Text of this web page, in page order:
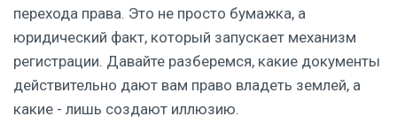
перехода права. Это не просто бумажка, а
юридический факт, который запускает механизм
регистрации. Давайте разберемся, какие документы
действительно дают вам право владеть землей, а
какие - лишь создают иллюзию.